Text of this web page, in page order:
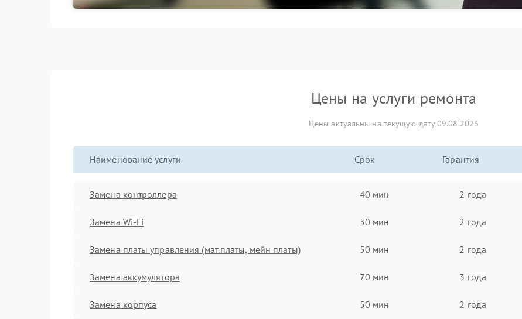
Цены на услуги ремонта
Цены актуальны на текущую дату 09.08.2026
Наименование услуги Срок Гарантия
Замена контроллера 40 мин 2 года
Замена Wi-Fi 50 мин 2 года
Замена платы управления (мат.платы, мейн платы) 50 мин 2 года
Замена аккумулятора 70 мин 3 года
Замена корпуса 50 мин 2 года